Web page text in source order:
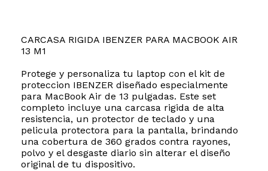
CARCASA RIGIDA IBENZER PARA MACBOOK AIR
13 M1
Protege y personaliza tu laptop con el kit de
proteccion IBENZER diseñado especialmente
para MacBook Air de 13 pulgadas. Este set
completo incluye una carcasa rigida de alta
resistencia, un protector de teclado y una
pelicula protectora para la pantalla, brindando
una cobertura de 360 grados contra rayones,
polvo y el desgaste diario sin alterar el diseño
original de tu dispositivo.